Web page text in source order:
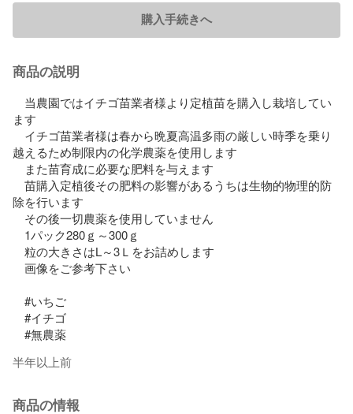
購入手続きへ
商品の説明
当農園ではイチゴ苗業者様より定植苗を購入し栽培してい
ます
イチゴ苗業者様は春から晩夏高温多雨の厳しい時季を乗り
越えるため制限内の化学農薬を使用します
また苗育成に必要な肥料を与えます
苗購入定植後その肥料の影響があるうちは生物的物理的防
除を行います
その後一切農薬を使用していません
1パック280ｇ～300ｇ
粒の大きさはL～3Ｌをお詰めします
画像をご参考下さい
#いちご
#イチゴ
#無農薬
半年以上前
商品の情報